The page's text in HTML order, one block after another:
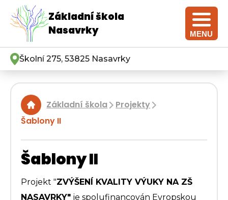
Základní škola
Nasavrky
MENU
Školní 275, 53825 Nasavrky
Základní škola| Projekty|
Šablony II
Šablony II
Projekt "ZVÝŠENÍ KVALITY VÝUKY NA ZŠ
NASAVRKY" je spolufinancován Evropskou